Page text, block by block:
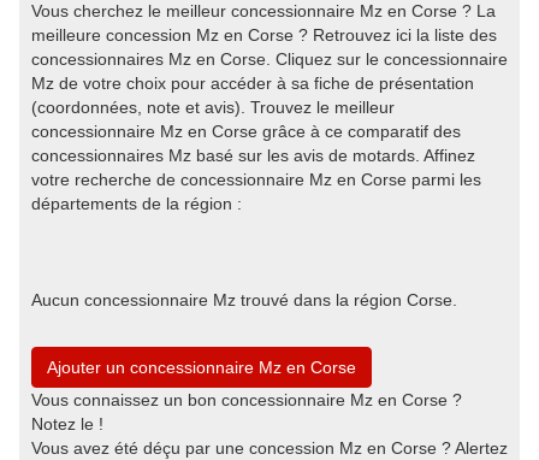
Vous cherchez le meilleur concessionnaire Mz en Corse ? La
meilleure concession Mz en Corse ? Retrouvez ici la liste des
concessionnaires Mz en Corse. Cliquez sur le concessionnaire
Mz de votre choix pour accéder à sa fiche de présentation
(coordonnées, note et avis). Trouvez le meilleur
concessionnaire Mz en Corse grâce à ce comparatif des
concessionnaires Mz basé sur les avis de motards. Affinez
votre recherche de concessionnaire Mz en Corse parmi les
départements de la région :
Aucun concessionnaire Mz trouvé dans la région Corse.
Ajouter un concessionnaire Mz en Corse
Vous connaissez un bon concessionnaire Mz en Corse ?
Notez le !
Vous avez été déçu par une concession Mz en Corse ? Alertez